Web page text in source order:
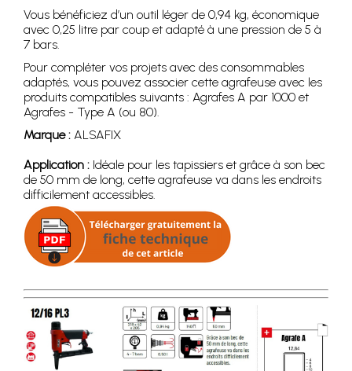
Vous bénéficiez d’un outil léger de 0,94 kg, économique
avec 0,25 litre par coup et adapté à une pression de 5 à
7 bars.
Pour compléter vos projets avec des consommables
adaptés, vous pouvez associer cette agrafeuse avec les
produits compatibles suivants : Agrafes A par 1000 et
Agrafes - Type A (ou 80).
Marque : ALSAFIX
Application : Idéale pour les tapissiers et grâce à son bec
de 50 mm de long, cette agrafeuse va dans les endroits
difficilement accessibles.